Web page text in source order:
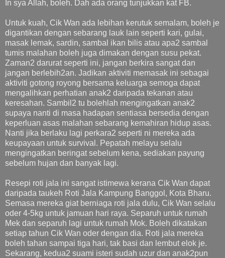
In sya Allah, boleh. Dah ada orang tunjukkan kat FB.
Untuk kuah, Cik Wan ada lebihan kerutuk semalam, boleh je
digantikan dengan sebarang lauk lain seperti kari, gulai,
masak lemak, sardin, sambal ikan bilis atau apa2 sambal
tumis malahan boleh juga dimakan dengan susu pekat.
Zaman2 darurat seperti ini, jangan berkira sangat dan
jangan berlebih2an. Jadikan aktiviti memasak ini sebagai
aktiviti gotong royong bersama keluarga semoga dapat
mengalihkan perhatian anak2 daripada tekanan atau
keresahan. Sambil2 tu bolehlah mengingatkan anak2
supaya nanti di masa hadapan sentiasa bersedia dengan
keperluan asas malahan sebarang kemahiran hidup asas.
Nanti jika berlaku lagi perkara2 seperti ni mereka ada
keupayaan untuk survival. Pepatah melayu selalu
mengingatkan beringat sebelum kena, sediakan payung
sebelum hujan dan banyak lagi.
Resepi roti jala ini sangat istimewa kerana Cik Wan dapat
daripada taukeh Roti Jala Kampung Banggol, Kota Bharu.
Semasa mereka giat berniaga roti jala dulu, Cik Wan selalu
oder 4-5kg untuk jamuan hari raya. Separuh untuk rumah
Mek dan separuh lagi untuk rumah Mok. Boleh dikatakan
setiap tahun Cik Wan oder dengan dia. Roti jala mereka
boleh tahan sampai tiga hari, tak basi dan lembut elok je.
Sekarang, kedua2 suami isteri sudah uzur dan anak2pun